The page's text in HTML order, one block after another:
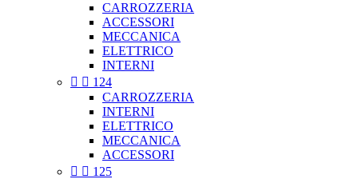
CARROZZERIA
ACCESSORI
MECCANICA
ELETTRICO
INTERNI
  124
CARROZZERIA
INTERNI
ELETTRICO
MECCANICA
ACCESSORI
  125